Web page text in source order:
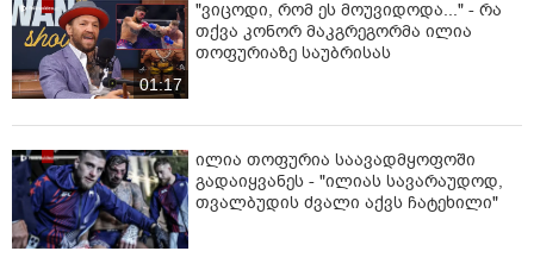
01:17
"ვიცოდი, რომ ეს მოუვიდოდა..." - რა
თქვა კონორ მაკგრეგორმა ილია
თოფურიაზე საუბრისას
ილია თოფურია საავადმყოფოში
გადაიყვანეს - "ილიას სავარაუდოდ,
თვალბუდის ძვალი აქვს ჩატეხილი"